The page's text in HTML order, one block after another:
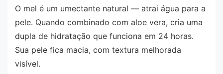
O mel é um umectante natural — atrai água para a
pele. Quando combinado com aloe vera, cria uma
dupla de hidratação que funciona em 24 horas.
Sua pele fica macia, com textura melhorada
visível.